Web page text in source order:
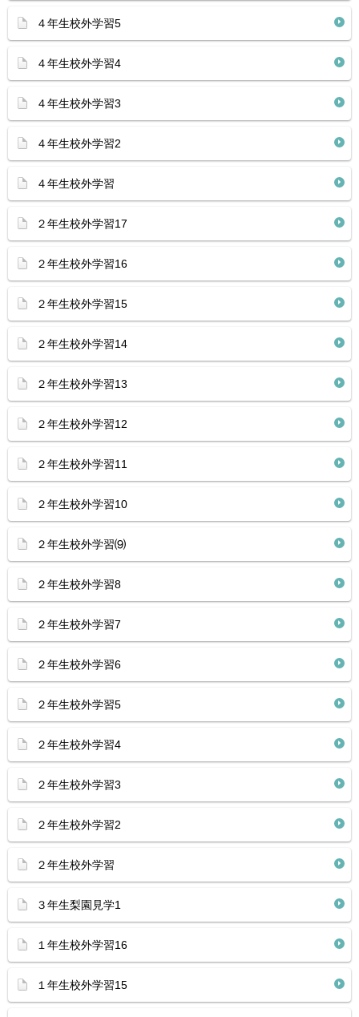
４年生校外学習5
４年生校外学習4
４年生校外学習3
４年生校外学習2
４年生校外学習
２年生校外学習17
２年生校外学習16
２年生校外学習15
２年生校外学習14
２年生校外学習13
２年生校外学習12
２年生校外学習11
２年生校外学習10
２年生校外学習⑼
２年生校外学習8
２年生校外学習7
２年生校外学習6
２年生校外学習5
２年生校外学習4
２年生校外学習3
２年生校外学習2
２年生校外学習
３年生梨園見学1
１年生校外学習16
１年生校外学習15